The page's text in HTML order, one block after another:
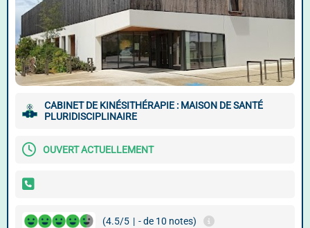
CABINET DE KINÉSITHÉRAPIE : MAISON DE SANTÉ
PLURIDISCIPLINAIRE
OUVERT ACTUELLEMENT
(4.5/5 | - de 10 notes)